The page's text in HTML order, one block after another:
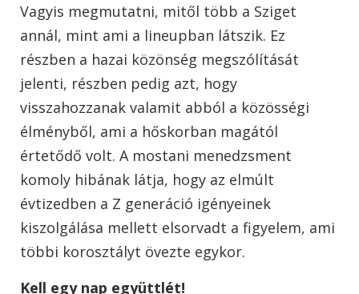
Vagyis megmutatni, mitől több a Sziget
annál, mint ami a lineupban látszik. Ez
részben a hazai közönség megszólítását
jelenti, részben pedig azt, hogy
visszahozzanak valamit abból a közösségi
élményből, ami a hőskorban magától
értetődő volt. A mostani menedzsment
komoly hibának látja, hogy az elmúlt
évtizedben a Z generáció igényeinek
kiszolgálása mellett elsorvadt a figyelem, ami
többi korosztályt övezte egykor.
Kell egy nap együttlét!